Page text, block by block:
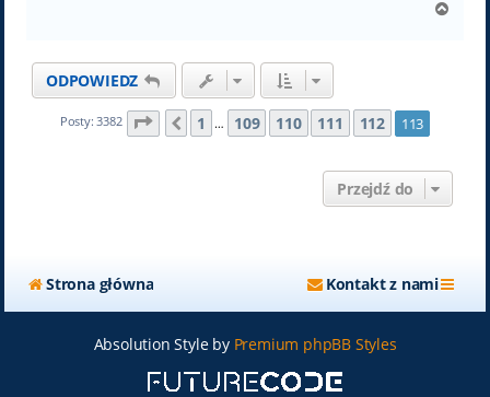
ODPOWIEDZ
Posty: 3382 Strona 113 z113
Poprzednia
1 … 109 110 111 112 113
Przejdź do
Strona główna Kontakt z nami
Absolution Style by Premium phpBB Styles